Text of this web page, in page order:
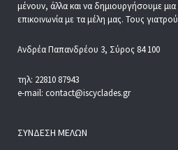
μένουν, άλλα και να δημιουργήσουμε
επικοινωνία με τα μέλη μας. Τους
Ανδρέα Παπανδρέου 3, Σύρος 84 100
τηλ: 22810 87943
e-mail: contact@iscyclades.gr
ΣΎΝΔΕΣΗ ΜΕΛΏΝ